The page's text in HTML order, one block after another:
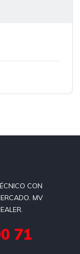
CON
MV
71